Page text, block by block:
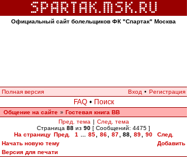
Официальный сайт болельщиков ФК "Спартак" Москва
Полная версия Вход • Регистрация
FAQ • Поиск
Общение на сайте » Гостевая книга ВВ
Пред. тема | След. тема
Страница 88 из 90 [ Сообщений: 4475 ]
На страницу Пред. 1 85 86 87 88, 89 90
След.
Начать новую тему
Добавить
Версия для печати